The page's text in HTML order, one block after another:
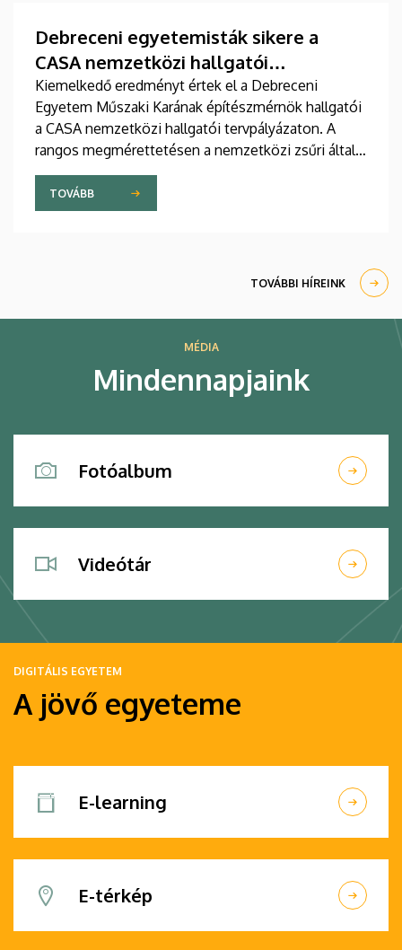
Debreceni egyetemisták sikere a
CASA nemzetközi hallgatói
tervpályázaton
Kiemelkedő eredményt értek el a Debreceni
Egyetem Műszaki Karának építészmérnök hallgatói
a CASA nemzetközi hallgatói tervpályázaton. A
rangos megmérettetésen a nemzetközi zsűri által
kiválasztott tíz legjobb pályamunka közül három a
debreceni hallgatók tervei közül került ki.
TOVÁBB
TOVÁBBI HÍREINK
MÉDIA
Mindennapjaink
Fotóalbum
Videótár
DIGITÁLIS EGYETEM
A jövő egyeteme
E-learning
E-térkép